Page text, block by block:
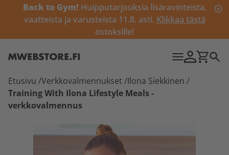
Back to Gym! Huipputarjouksia lisäravinteista,
vaatteista ja varusteista 11.8. asti. Klikkaa tästä
ostoksille!
Etusivu /Verkkovalmennukset /Ilona Siekkinen /
Training With Ilona Lifestyle Meals -
verkkovalmennus